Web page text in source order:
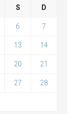
S D
6 7
13 14
20 21
27 28